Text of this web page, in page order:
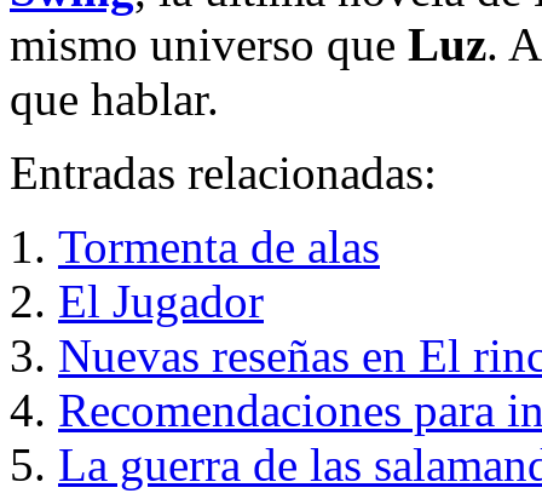
mismo universo que Luz.
que hablar.
Entradas relacionadas:
Tormenta de alas
El Jugador
Nuevas reseñas en El
Recomendaciones para
La guerra de las